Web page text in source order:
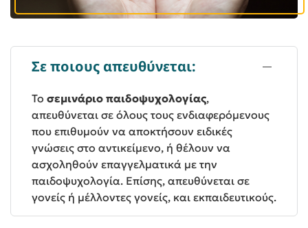
Σε ποιους απευθύνεται:
Το σεμινάριο παιδοψυχολογίας,
απευθύνεται σε όλους τους ενδιαφερόμενους
που επιθυμούν να αποκτήσουν ειδικές
γνώσεις στο αντικείμενο, ή θέλουν να
ασχοληθούν επαγγελματικά με την
παιδοψυχολογία. Επίσης, απευθύνεται σε
γονείς ή μέλλοντες γονείς, και εκπαιδευτικούς.